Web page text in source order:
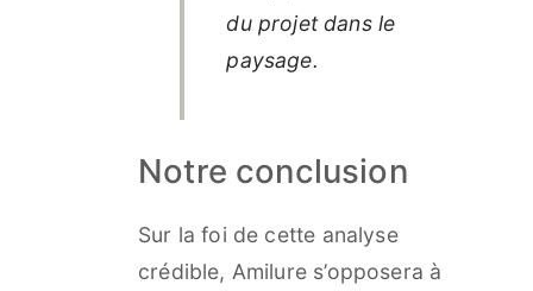
du projet dans le
paysage.
Notre conclusion
Sur la foi de cette analyse
crédible, Amilure s’opposera à